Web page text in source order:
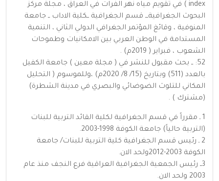
index ) في تقويم مياه نهر الفرات في العراق ، مجلة مركز
البحوث الجغرافيةـــ قسم الجغرافية ــكلية الاداب ــ جامعة
المنوفية ، وقائغ المؤتمر الجغرافي الدولي الثاني ، التنمية
المستدامة في الوطن العربي بين الامكانيات وطموحات
الشعوب ، فبراير ( 2019م) .
52: ــ بحث مقبول للنشر في ( مجلة معين ) جامعة الكفيل
بالعدد (511) وبتاريخ (15/ 8/ 2020م) ،وللموسوم ( التحليل
المكاني للتلوث الضوضائي والبصري في مدينة الشطرة)
(مشترك ) .
1 ـ مقرراً في قسم الجغرافية لكلية القائد التربية للبنات
(التربية حالياً) جامعة الكوفة 1998-2003.
2 ـ رئيس قسم الجغرافية كلية التربية للبنات/ جامعة
الكوفة 2003-2012ولحد الان.
3ــ رئيس الجمعية الجغرافية العراقية فرع النجف منذ عام
2003 ولحد الان.